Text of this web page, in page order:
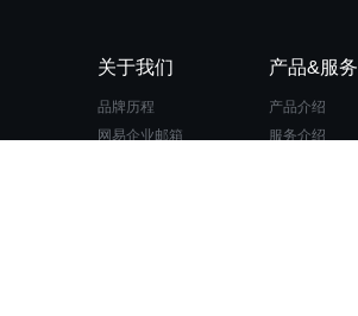
关于我们
品牌历程
网易企业邮箱
产品&服务
产品介绍
服务介绍